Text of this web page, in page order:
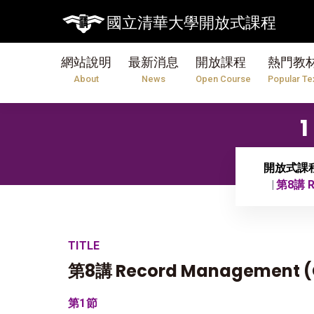
國立清華大學開放式課程
網站說明
About
最新消息
News
開放課程
Open Course
熱門教
Popular
開放式課
第8講
TITLE
第8講 Record Management
第1節